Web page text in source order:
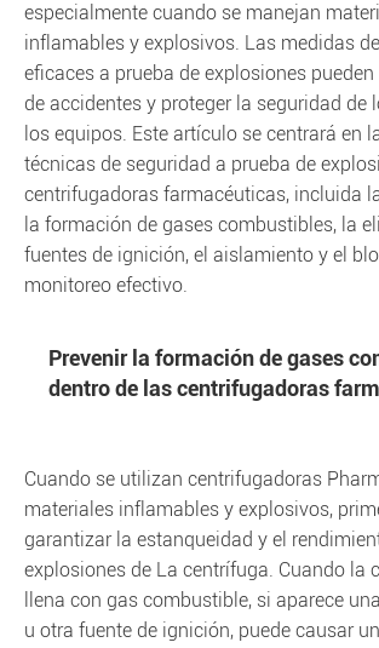
especialmente cuando se manejan
inflamables y explosivos. Las medidas
eficaces a prueba de explosiones
de accidentes y proteger la seguridad de
los equipos. Este artículo se centrará en
técnicas de seguridad a prueba de
centrifugadoras farmacéuticas, incluida
la formación de gases combustibles, la
fuentes de ignición, el aislamiento y el
monitoreo efectivo.
Prevenir la formación de gases
dentro de las centrifugadoras
Cuando se utilizan centrifugadoras
materiales inflamables y explosivos,
garantizar la estanqueidad y el
explosiones de La centrífuga. Cuando la
llena con gas combustible, si aparece
u otra fuente de ignición, puede causar